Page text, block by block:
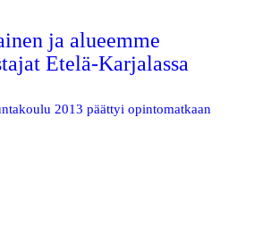
ja alueemme
Etelä-Karjalassa